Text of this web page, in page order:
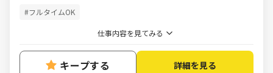
#フルタイムOK
仕事内容を見てみる
キープする 詳細を見る